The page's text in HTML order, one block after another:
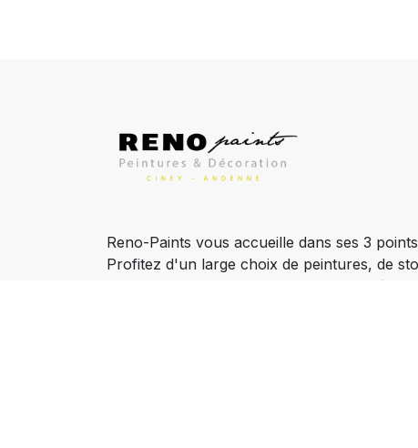
Reno-Paints vous accueille dans ses 3
Profitez d'un large choix de peintures, de
papiers peints sur un total de 1.500 m2 à